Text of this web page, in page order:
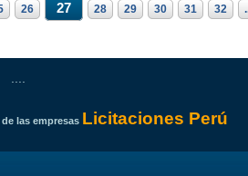
26 27 28 29 30 31 32
las empresas Licitaciones Perú